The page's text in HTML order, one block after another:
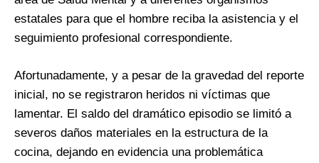
estatales para que el hombre reciba la asistencia y el
seguimiento profesional correspondiente.
Afortunadamente, y a pesar de la gravedad del reporte
inicial, no se registraron heridos ni víctimas que
lamentar. El saldo del dramático episodio se limitó a
severos daños materiales en la estructura de la
cocina, dejando en evidencia una problemática